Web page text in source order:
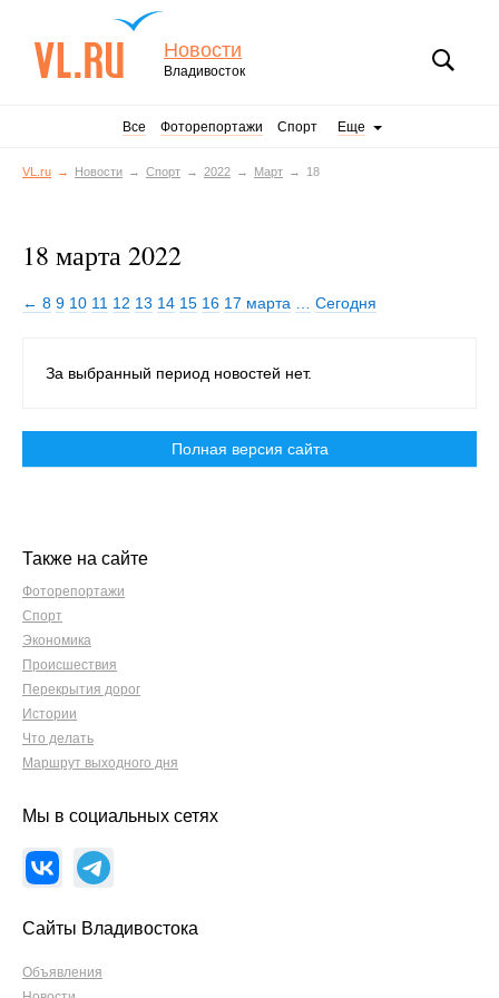
Новости
Владивосток
Все Фоторепортажи Спорт Еще
VL.ru Новости Спорт 2022 Март 18
18 марта 2022
← 8 9 10 11 12 13 14 15 16 17 марта Сегодня
За выбранный период новостей нет.
Полная версия сайта
Также на сайте
Фоторепортажи
Спорт
Экономика
Происшествия
Перекрытия дорог
Истории
Что делать
Маршрут выходного дня
Мы в социальных сетях
Сайты Владивостока
Объявления